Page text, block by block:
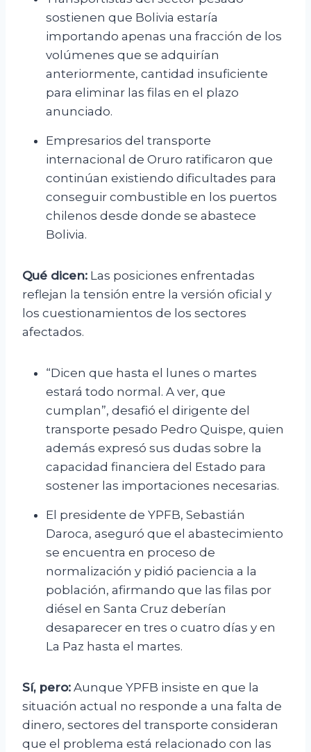
sostienen que Bolivia estaría
importando apenas una fracción de los
volúmenes que se adquirían
anteriormente, cantidad insuficiente
para eliminar las filas en el plazo
anunciado.
Empresarios del transporte
internacional de Oruro ratificaron que
continúan existiendo dificultades para
conseguir combustible en los puertos
chilenos desde donde se abastece
Bolivia.
Qué dicen: Las posiciones enfrentadas
reflejan la tensión entre la versión oficial y
los cuestionamientos de los sectores
afectados.
“Dicen que hasta el lunes o martes
estará todo normal. A ver, que
cumplan”, desafió el dirigente del
transporte pesado Pedro Quispe, quien
además expresó sus dudas sobre la
capacidad financiera del Estado para
sostener las importaciones necesarias.
El presidente de YPFB, Sebastián
Daroca, aseguró que el abastecimiento
se encuentra en proceso de
normalización y pidió paciencia a la
población, afirmando que las filas por
diésel en Santa Cruz deberían
desaparecer en tres o cuatro días y en
La Paz hasta el martes.
Sí, pero: Aunque YPFB insiste en que la
situación actual no responde a una falta de
dinero, sectores del transporte consideran
que el problema está relacionado con las